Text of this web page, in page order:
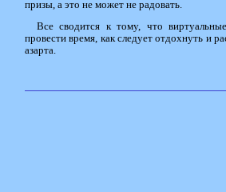
призы, а это не может не радовать.
Все сводится к тому, что
провести время, как следует отдохнуть и
азарта.